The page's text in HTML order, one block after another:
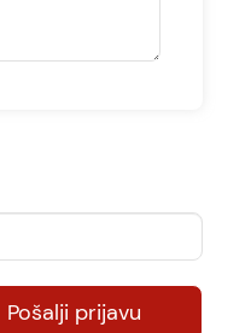
Pošalji prijavu